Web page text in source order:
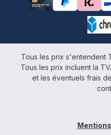
Tous les prix s'entendent
Tous les prix incluent la
et les éventuels frais